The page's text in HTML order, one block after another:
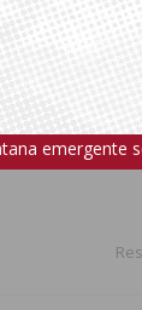
emergente